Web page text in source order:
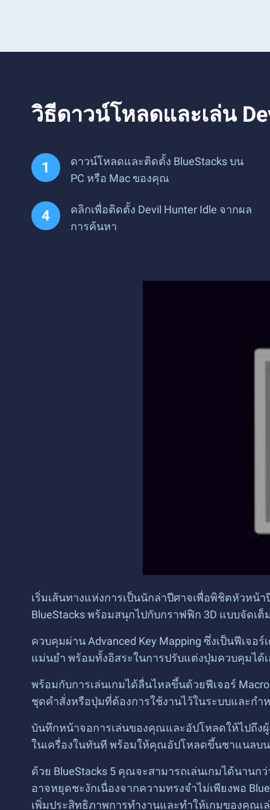
วิธีดาวน์โหลดและเล่น
ดาวน์โหลดและติดตั้ง BlueStacks บน
PC หรือ Mac ของคุณ
คลิกเพื่อติดตั้ง Devil Hunter Idle จากผล
การค้นหา
เริ่มเส้นทางแห่งการเป็นนักล่าปีศาจเพื่อพิชิตหัวหน้
BlueStacks พร้อมสนุกไปกับกราฟฟิก 3D แบบจัดเ
ควบคุมผ่าน Advanced Key Mapping ซึ่งเป็นฟีเจ
แม่นยำ พร้อมทั้งอิสระในการปรับแต่งปุ่มควบคุมได้
พร้อมกับการเล่นเกมได้ลื่นไหลขึ้นด้วยฟีเจอร์
ชุดคำสั่งหรือปุ่มที่ต้องการใช้งานไว้ในระบบและก
บันทึกหน้าจอการเล่นของคุณและอัปโหลดให้ไปถึง
ในเครื่องในทันที พร้อมให้คุณอัปโหลดขึ้นชาแนลบน
ด้วย BlueStacks 5 คุณจะสามารถเล่นเกมได้นาน
อาจหยุดชะงักเนื่องจากความทรงจำไม่เพียงพอ
เพิ่มประสิทธิภาพการทำงานและทำให้เกมของคุณเ